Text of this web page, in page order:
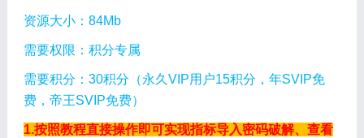
资源大小：84Mb
需要权限：积分专属
需要积分：30积分（永久VIP用户15积分，年SVIP免
费，帝王SVIP免费）
1.按照教程直接操作即可实现指标导入密码破解、查看